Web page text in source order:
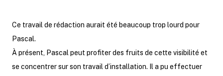
Ce travail de rédaction aurait été beaucoup trop lourd pour
Pascal.
À présent, Pascal peut profiter des fruits de cette visibilité et
se concentrer sur son travail d’installation. Il a pu effectuer